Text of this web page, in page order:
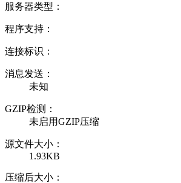
服务器类型：
程序支持：
连接标识：
消息发送：
未知
GZIP检测：
未启用GZIP压缩
源文件大小：
1.93KB
压缩后大小：